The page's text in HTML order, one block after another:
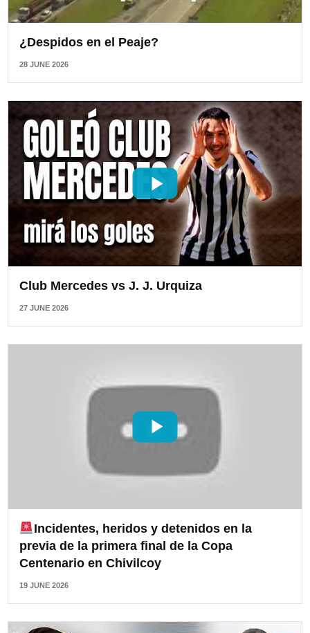
¿Despidos en el Peaje?
28 JUNE 2026
Club Mercedes vs J. J. Urquiza
27 JUNE 2026
Incidentes, heridos y detenidos en la
previa de la primera final de la Copa
Centenario en Chivilcoy
19 JUNE 2026